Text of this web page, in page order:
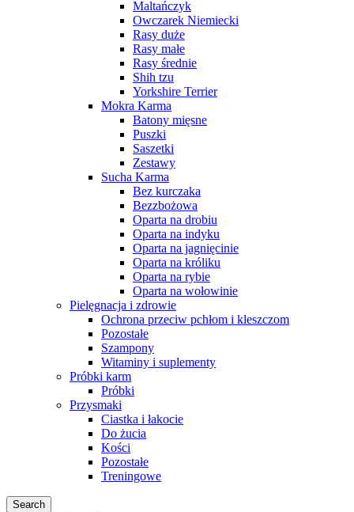
Maltańczyk
Owczarek Niemiecki
Rasy duże
Rasy małe
Rasy średnie
Shih tzu
Yorkshire Terrier
Mokra Karma
Batony mięsne
Puszki
Saszetki
Zestawy
Sucha Karma
Bez kurczaka
Bezzbożowa
Oparta na drobiu
Oparta na indyku
Oparta na jagnięcinie
Oparta na króliku
Oparta na rybie
Oparta na wołowinie
Pielęgnacja i zdrowie
Ochrona przeciw pchłom i kleszczom
Pozostałe
Szampony
Witaminy i suplementy
Próbki karm
Próbki
Przysmaki
Ciastka i łakocie
Do żucia
Kości
Pozostałe
Treningowe
Search